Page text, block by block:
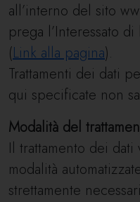
all’interno del sito
prega l’Interessato
(Link alla pagina).
Trattamenti dei dati
qui specificate non
Modalità del
Il trattamento dei
modalità
strettamente